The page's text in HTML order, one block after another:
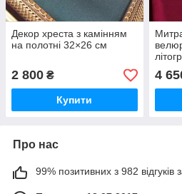
Декор хреста з камінням
на полотні 32×26 см
2 800 ₴
Купити
4
Про нас
99% позитивних з 982 відгуків